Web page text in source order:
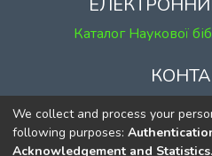
Каталог Наукової
м. Київ, вул.
к. 1, к.
We collect and process your
following purposes:
Acknowledgement and Statistics.